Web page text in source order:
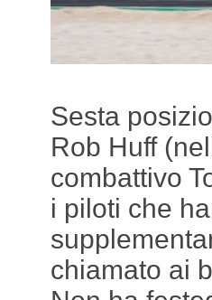
Sesta
Rob Huff
combattivo
i piloti che
chiamato ai